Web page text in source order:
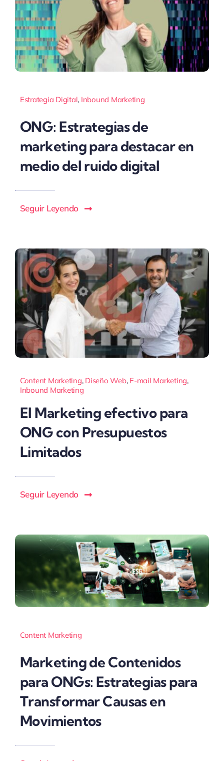
Estrategia Digital, Inbound Marketing
ONG: Estrategias de
marketing para destacar en
medio del ruido digital
Seguir Leyendo
Content Marketing, Diseño Web, E-mail Marketing,
Inbound Marketing
El Marketing efectivo para
ONG con Presupuestos
Limitados
Seguir Leyendo
Content Marketing
Marketing de Contenidos
para ONGs: Estrategias para
Transformar Causas en
Movimientos